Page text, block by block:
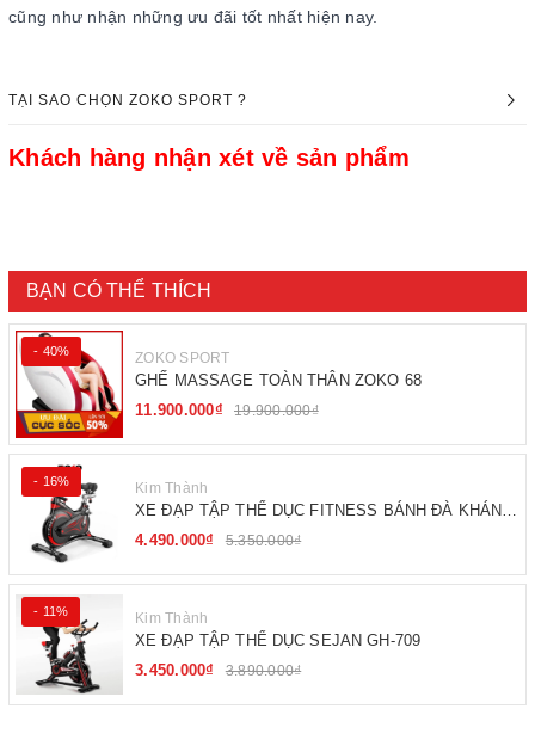
cũng như nhận những ưu đãi tốt nhất hiện nay.
TẠI SAO CHỌN ZOKO SPORT ?
Khách hàng nhận xét về sản phẩm
BẠN CÓ THỂ THÍCH
- 40% ZOKO SPORT
GHẾ MASSAGE TOÀN THÂN ZOKO 68
11.900.000₫
19.900.000₫
- 16% Kim Thành
XE ĐẠP TẬP THỂ DỤC FITNESS BÁNH ĐÀ KHÁNG
TỪ
4.490.000₫ 5.350.000₫
- 11% Kim Thành
XE ĐẠP TẬP THỂ DỤC SEJAN GH-709
3.450.000₫
3.890.000₫